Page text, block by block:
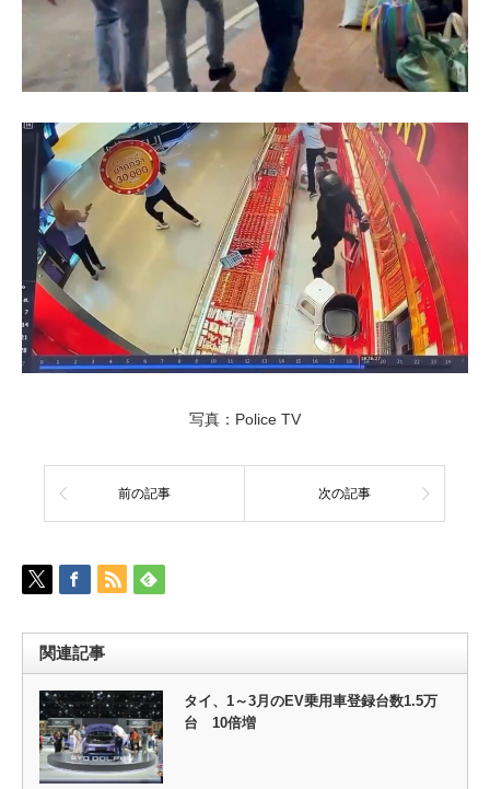
写真：Police TV
前の記事 次の記事
関連記事
タイ、1～3月のEV乗用車登録台数1.5万
台 10倍増